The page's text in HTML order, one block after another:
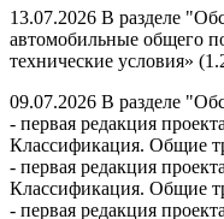
13.07.2026 В разделе
автомобильные общего
технические условия»
09.07.2026 В разделе
- первая редакция
Классификация. Общие
- первая редакция
Классификация. Общие
- первая редакция